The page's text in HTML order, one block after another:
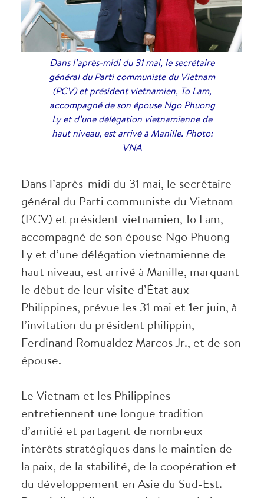
Dans l’après-midi du 31 mai, le secrétaire
général du Parti communiste du Vietnam
(PCV) et président vietnamien, To Lam,
accompagné de son épouse Ngo Phuong
Ly et d’une délégation vietnamienne de
haut niveau, est arrivé à Manille. Photo:
VNA
Dans l’après-midi du 31 mai, le secrétaire
général du Parti communiste du Vietnam
(PCV) et président vietnamien, To Lam,
accompagné de son épouse Ngo Phuong
Ly et d’une délégation vietnamienne de
haut niveau, est arrivé à Manille, marquant
le début de leur visite d’État aux
Philippines, prévue les 31 mai et 1er juin, à
l’invitation du président philippin,
Ferdinand Romualdez Marcos Jr., et de son
épouse.
Le Vietnam et les Philippines
entretiennent une longue tradition
d’amitié et partagent de nombreux
intérêts stratégiques dans le maintien de
la paix, de la stabilité, de la coopération et
du développement en Asie du Sud-Est.